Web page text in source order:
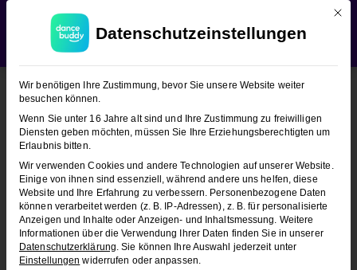
WEDDING SEASON SALE:
Hochzeitstanzkurse!Verwerfen
Mit
Datenschutzeinstellungen
Wir benötigen Ihre Zustimmung, bevor Sie unsere Website weiter
besuchen können.
Wenn Sie unter 16 Jahre alt sind und Ihre Zustimmung zu freiwilligen
Diensten geben möchten, müssen Sie Ihre Erziehungsberechtigten um
Erlaubnis bitten.
Wir verwenden Cookies und andere Technologien auf unserer Website.
Einige von ihnen sind essenziell, während andere uns helfen, diese
Website und Ihre Erfahrung zu verbessern. Personenbezogene Daten
können verarbeitet werden (z. B. IP-Adressen), z. B. für personalisierte
Anzeigen und Inhalte oder Anzeigen- und Inhaltsmessung. Weitere
Informationen über die Verwendung Ihrer Daten finden Sie in unserer
Datenschutzerklärung. Sie können Ihre Auswahl jederzeit unter
Einstellungen widerrufen oder anpassen.